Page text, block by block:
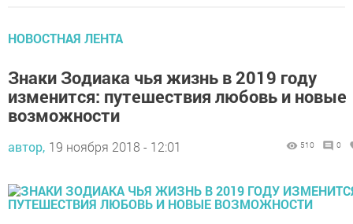
НОВОСТНАЯ ЛЕНТА
Знаки Зодиака чья жизнь в 2019 году
изменится: путешествия любовь и новые
возможности
автор, 19 ноября 2018 - 12:01 510 0